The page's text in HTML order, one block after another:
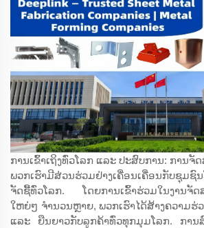
ການເຂົ້າເຖິງທົ່ວໂລກ ແລະ ປະສົບການ: ການຈັ
ພວກເຮົາມີສ່ວນຮ່ວມຢ່າງເຄື່ອນເຄື່ອນກັບຊຸມຊົ
ຈັດຊື້ທົ່ວໂລກ. ໂດຍການເຂົ້າຮ່ວມໃນງານຈັດ
ໃຫຍ່ໆ ຈຳນວນຫຼາຍ, ພວກເຮົາໄດ້ສ້າງຄວາມ
ແລະ ຍືນຍາວກັບລູກຄ້າທົ່ວທຸກມຸມໂລກ. ການ